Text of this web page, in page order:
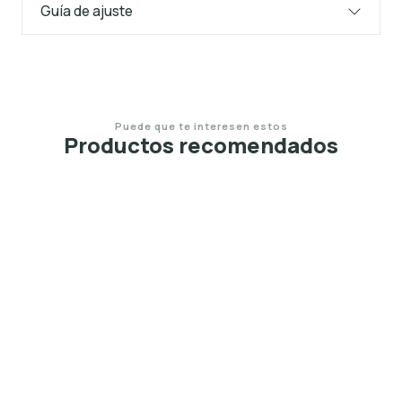
Guía de ajuste
Puede que te interesen estos
Productos recomendados